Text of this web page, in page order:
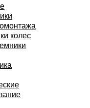
колес